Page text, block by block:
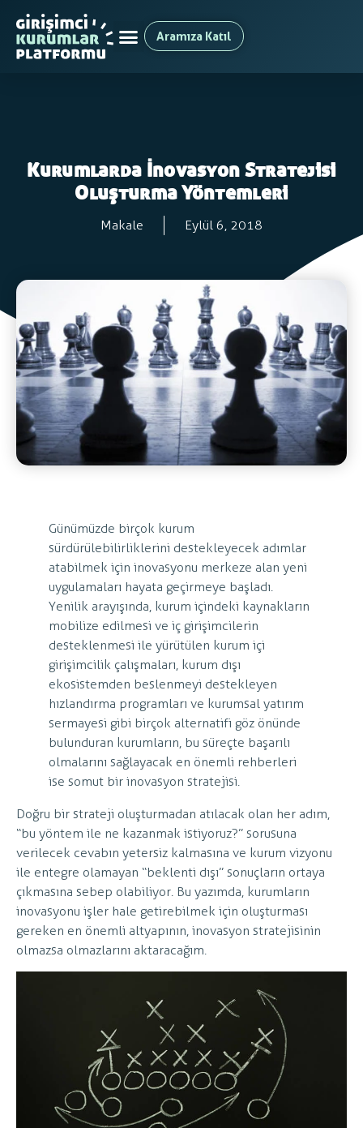
Aramıza Katıl
Kurumlarda İnovasyon Stratejisi
Oluşturma Yöntemleri
Makale Eylül 6, 2018
Günümüzde birçok kurum
sürdürülebilirliklerini destekleyecek adımlar
atabilmek için inovasyonu merkeze alan yeni
uygulamaları hayata geçirmeye başladı.
Yenilik arayışında, kurum içindeki kaynakların
mobilize edilmesi ve iç girişimcilerin
desteklenmesi ile yürütülen kurum içi
girişimcilik çalışmaları, kurum dışı
ekosistemden beslenmeyi destekleyen
hızlandırma programları ve kurumsal yatırım
sermayesi gibi birçok alternatifi göz önünde
bulunduran kurumların, bu süreçte başarılı
olmalarını sağlayacak en önemli rehberleri
ise somut bir inovasyon stratejisi.
Doğru bir strateji oluşturmadan atılacak olan her adım,
“bu yöntem ile ne kazanmak istiyoruz?” sorusuna
verilecek cevabın yetersiz kalmasına ve kurum vizyonu
ile entegre olamayan “beklenti dışı” sonuçların ortaya
çıkmasına sebep olabiliyor. Bu yazımda, kurumların
inovasyonu işler hale getirebilmek için oluşturması
gereken en önemli altyapının, inovasyon stratejisinin
olmazsa olmazlarını aktaracağım.